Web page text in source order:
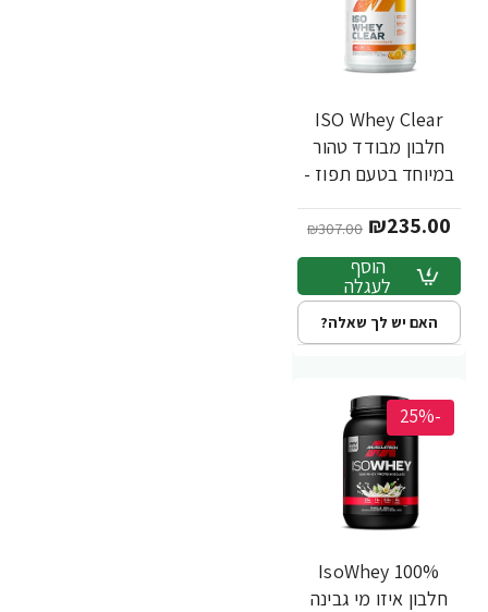
ISO Whey Clear
חלבון מבודד טהור
במיוחד בטעם תפוז -
MuscleTech
₪235.00
₪307.00
הוסף
לעגלה
האם יש לך שאלה?
-25%
IsoWhey 100%
חלבון איזו מי גבינה